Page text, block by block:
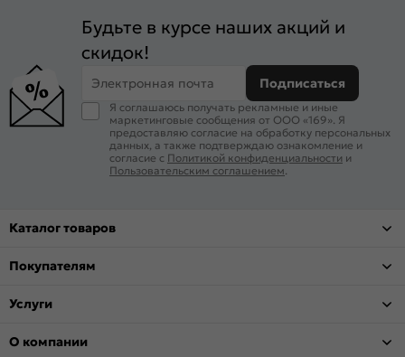
Будьте в курсе наших акций и
скидок!
Электронная почта Подписаться
Я соглашаюсь получать рекламные и иные
маркетинговые сообщения от ООО «169». Я
предоставляю согласие на обработку персональных
данных, а также подтверждаю ознакомление и
согласие с Политикой конфиденциальности и
Пользовательским соглашением.
Каталог товаров
Покупателям
Услуги
О компании